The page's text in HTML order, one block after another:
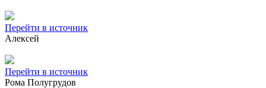
Перейти в источник
Алексей
Перейти в источник
Рома Полугрудов